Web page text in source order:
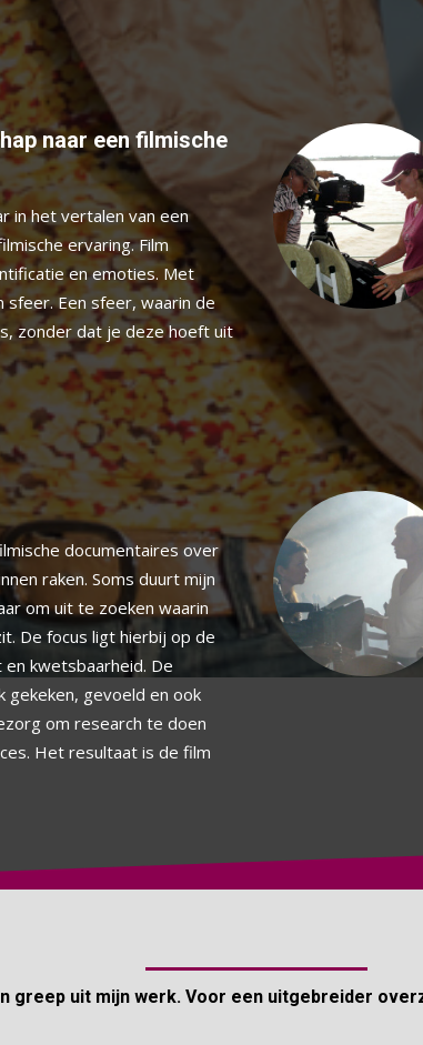
naar een filmische
in het vertalen van een
ervaring. Film
en emoties. Met
Een sfeer, waarin de
zonder dat je deze hoeft uit
documentaires over
raken. Soms duurt mijn
om uit te zoeken waarin
De focus ligt hierbij op de
kwetsbaarheid. De
gekeken, gevoeld en ook
om research te doen
Het resultaat is de film
greep uit mijn werk. Voor een uitgebreider